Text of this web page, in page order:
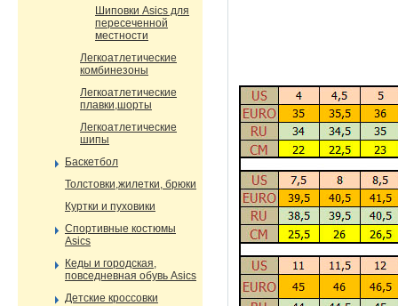
Шиповки Asics для
пересеченной
местности
Легкоатлетические
комбинезоны
Легкоатлетические
плавки,шорты
Легкоатлетические
шипы
Баскетбол
Толстовки,жилетки, брюки
Куртки и пуховики
Спортивные костюмы
Asics
Кеды и городская,
повседневная обувь Asics
Детские кроссовки